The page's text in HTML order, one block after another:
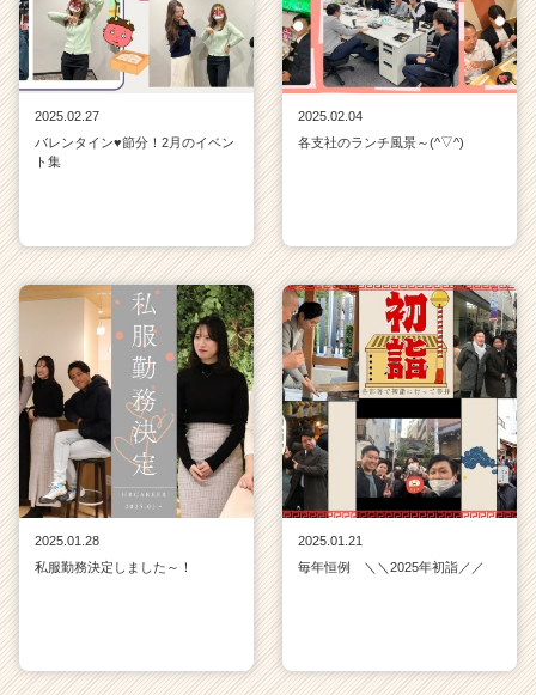
2025.02.27
バレンタイン♥節分！2月のイベン
ト集
2025.02.04
各支社のランチ風景～(^▽^)
2025.01.28
私服勤務決定しました～！
2025.01.21
毎年恒例 ＼＼2025年初詣／／